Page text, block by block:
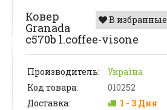
В избранные
Ковер
Granada
c570b l.coffee-visone
Производитель:
Україна
Код товара:
010252
Доставка:
1 - 3 Дня